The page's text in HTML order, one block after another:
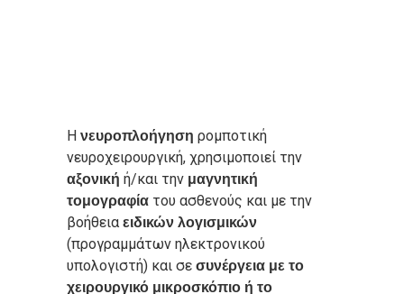
Η νευροπλοήγηση ρομποτική
νευροχειρουργική, χρησιμοποιεί την
αξονική ή/και την μαγνητική
τομογραφία του ασθενούς και με την
βοήθεια ειδικών λογισμικών
(προγραμμάτων ηλεκτρονικού
υπολογιστή) και σε συνέργεια με το
χειρουργικό μικροσκόπιο ή το